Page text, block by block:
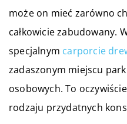
może on mieć zarówno
całkowicie zabudowany.
specjalnym carporcie
zadaszonym miejscu
osobowych. To
rodzaju przydatnych